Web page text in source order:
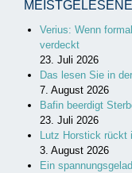
Verius: Wenn
verdeckt
23. Juli 2026
Das lesen Sie in
7. August 2026
Bafin beerdigt
23. Juli 2026
Lutz Horstick rückt
3. August 2026
Ein